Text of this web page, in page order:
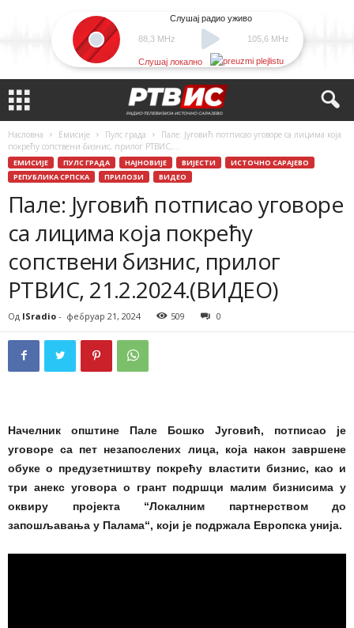
88,3 MHz
Слушај радио уживо
105,6 MHz
Слушај локално
Насловна Емисије Пулс града
Пале: Југовић потписао уговоре са лицима која
покрећу сопствени бизнис, прилог РТВИС,...
ЕМИСИЈЕ ПУЛС ГРАДА НАЈНОВИЈЕ ВИЈЕСТИ
ИСТОЧНО САРАЈЕВО
РЕПУБЛИКА СРПСКА
ПРИЛОЗИ ВИДЕО
Пале: Југовић потписао уговоре
са лицима која покрећу
сопствени бизнис, прилог
РТВИС, 21.2.2024.(ВИДЕО)
Од ISradio - фебруар 21, 2024 509 0
Начелник општине Пале Бошко Југовић, потписао је
уговоре са пет незапослених лица, која након завршене
обуке о предузетништву покрећу властити бизнис, као и
три анекс уговора о грант подршци малим бизнисима у
оквиру пројекта “Локалним партнерством до
запошљавања у Палама“, који је подржала Европска унија.